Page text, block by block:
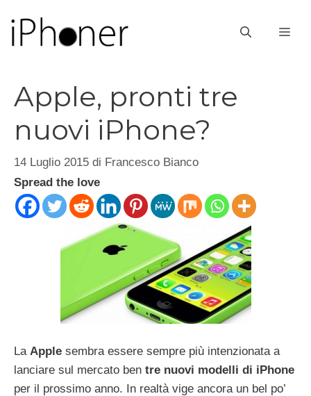
contenuto
Apple, pronti tre
nuovi iPhone?
14 Luglio 2015 di Francesco Bianco
Spread the love
La Apple sembra essere sempre più intenzionata a
lanciare sul mercato ben tre nuovi modelli di iPhone
per il prossimo anno. In realtà vige ancora un bel po’